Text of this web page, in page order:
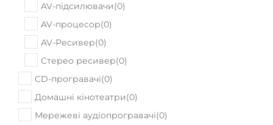
AV-підсилювачи(0)
AV-процесор(0)
AV-Ресивер(0)
Стерео ресивер(0)
CD-програвачі(0)
Домашні кінотеатри(0)
Мережеві аудіопрогравачі(0)